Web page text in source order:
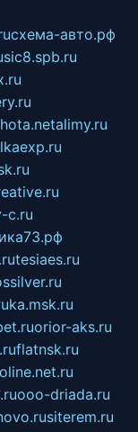
схема-авто.рф
alimy.ru
c.ru
tesiaes.ru
orior-aks.ru
flatnsk.ru
ooo-driada.ru
siterem.ru